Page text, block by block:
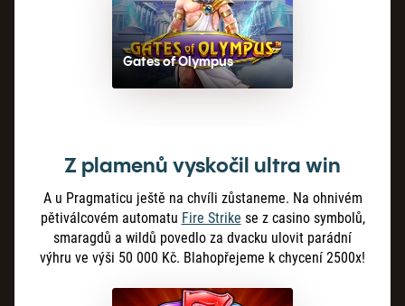
Gates of Olympus
Z plamenů vyskočil ultra win
A u Pragmaticu ještě na chvíli zůstaneme. Na ohnivém
pětiválcovém automatu Fire Strike se z casino symbolů,
smaragdů a wildů povedlo za dvacku ulovit parádní
výhru ve výši 50 000 Kč. Blahopřejeme k chycení 2500x!